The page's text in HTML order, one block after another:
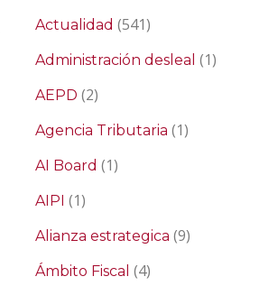
Actualidad (541)
Administración desleal (1)
AEPD (2)
Agencia Tributaria (1)
AI Board (1)
AIPI (1)
Alianza estrategica (9)
Ámbito Fiscal (4)